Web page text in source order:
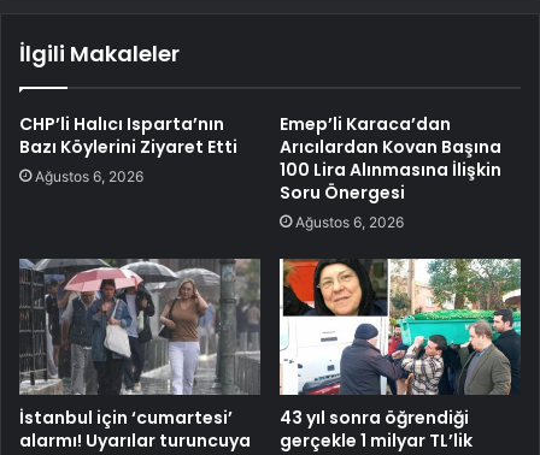
İlgili Makaleler
CHP’li Halıcı Isparta’nın
Bazı Köylerini Ziyaret Etti
Ağustos 6, 2026
Emep’li Karaca’dan
Arıcılardan Kovan Başına
100 Lira Alınmasına İlişkin
Soru Önergesi
Ağustos 6, 2026
İstanbul için ‘cumartesi’
alarmı! Uyarılar turuncuya
43 yıl sonra öğrendiği
gerçekle 1 milyar TL’lik